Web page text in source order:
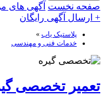
صفحه نخست آگهی های
+ ارسال آگهی رایگان
پلاستیک یاب »
خدمات فنی و مهندسی
تعمیر تخصصی